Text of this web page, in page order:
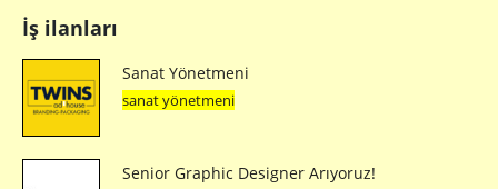
İş ilanları
Sanat Yönetmeni
sanat yönetmeni
Senior Graphic Designer Arıyoruz!